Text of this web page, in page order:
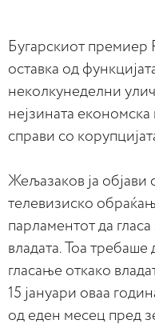
Бугарскиот
оставка од
неколкунеделни
нејзината
справи со
Жељазаков ја објави
телевизиско
парламентот да
владата. Тоа
гласање откако
15 јануари оваа
од еден месец пред